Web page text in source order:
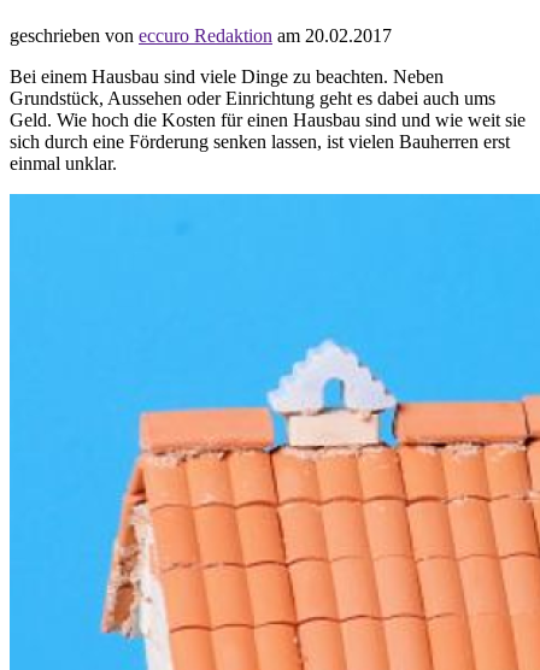
geschrieben von eccuro Redaktion am 20.02.2017
Bei einem Hausbau sind viele Dinge zu beachten. Neben
Grundstück, Aussehen oder Einrichtung geht es dabei auch ums
Geld. Wie hoch die Kosten für einen Hausbau sind und wie weit sie
sich durch eine Förderung senken lassen, ist vielen Bauherren erst
einmal unklar.